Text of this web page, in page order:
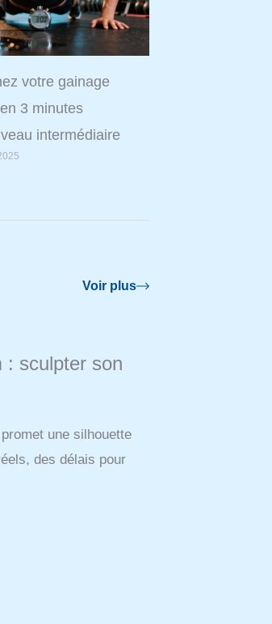
votre gainage
3 minutes
intermédiaire
Voir plus
: sculpter son
une silhouette
des délais pour